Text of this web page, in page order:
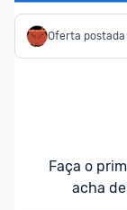
Oferta
Faça o
acha